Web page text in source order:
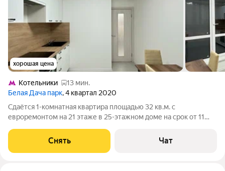
хорошая цена
Котельники
13 мин.
Белая Дача парк, 4 квартал 2020
Сдаётся 1-комнатная квартира площадью 32 кв.м. с
евроремонтом на 21 этаже в 25-этажном доме на срок от 11
Холодильник Кондиционер Бойлер Дом - панельный, окна
выходят на улицу. В подъезде
Снять Чат